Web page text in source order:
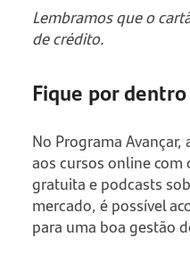
Lembramos que o
de crédito.
Fique por
No Programa Avançar,
aos cursos online com
gratuita e podcasts
mercado, é possível
para uma boa gestão